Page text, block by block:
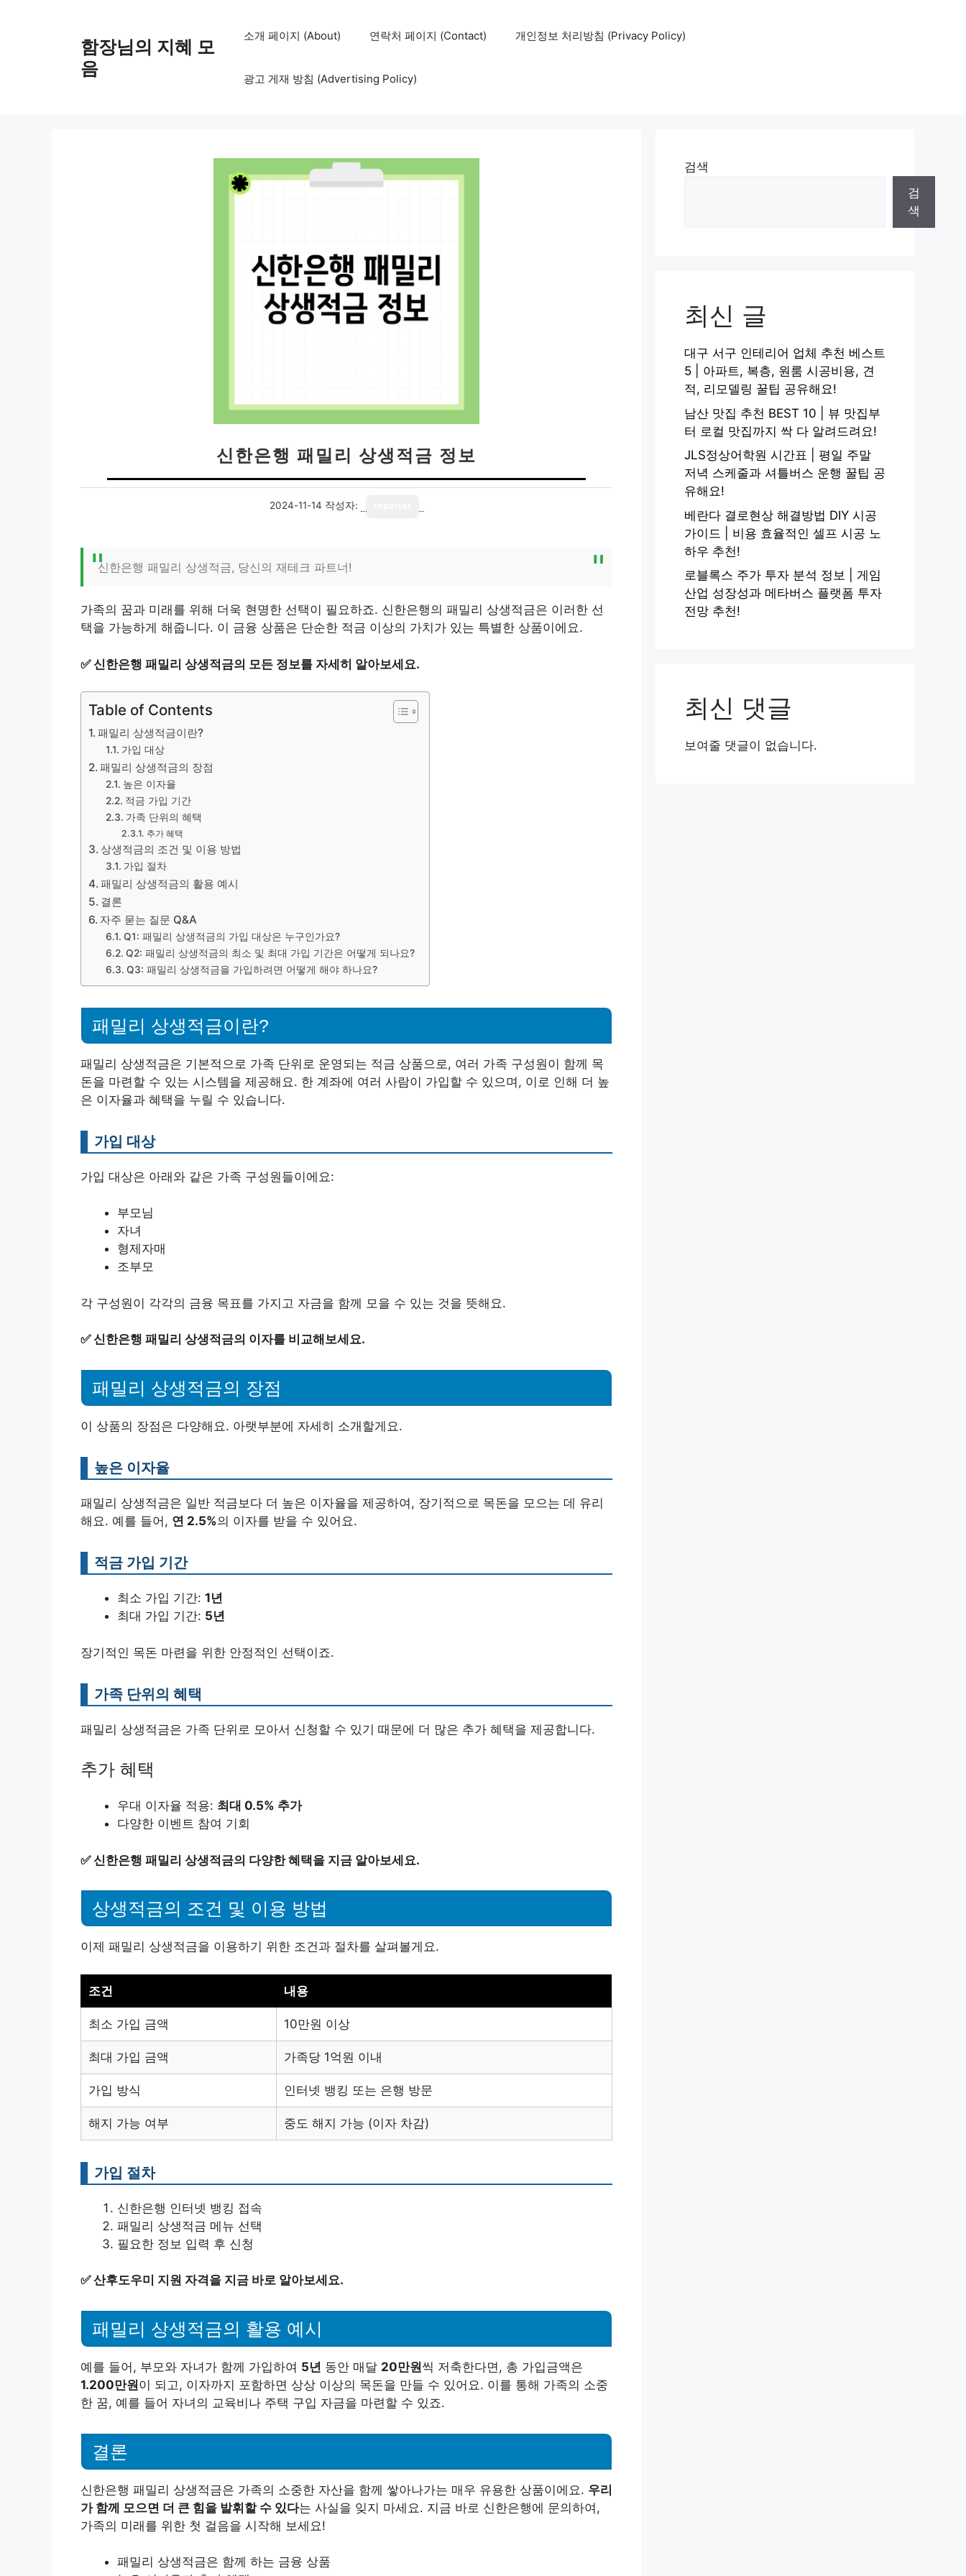
함장님의 지혜 모
음
소개 페이지 (About) 연락처 페이지 (Contact) 개인정보 처리방침 (Privacy Policy)
광고 게재 방침 (Advertising Policy)
신한은행 패밀리 상생적금 정보
2024-11-14 작성자:
신한은행 패밀리 상생적금, 당신의 재테크 파트너!
가족의 꿈과 미래를 위해 더욱 현명한 선택이 필요하죠. 신한은행의 패밀리 상생적금은 이러한 선
택을 가능하게 해줍니다. 이 금융 상품은 단순한 적금 이상의 가치가 있는 특별한 상품이에요.
✅신한은행 패밀리 상생적금의 모든 정보를 자세히 알아보세요.
Table of Contents
패밀리 상생적금이란?
가입 대상
패밀리 상생적금의 장점
높은 이자율
적금 가입 기간
가족 단위의 혜택
추가 혜택
상생적금의 조건 및 이용 방법
가입 절차
패밀리 상생적금의 활용 예시
결론
자주 묻는 질문 Q&A
Q1: 패밀리 상생적금의 가입 대상은 누구인가요?
Q2: 패밀리 상생적금의 최소 및 최대 가입 기간은 어떻게 되나요?
Q3: 패밀리 상생적금을 가입하려면 어떻게 해야 하나요?
패밀리 상생적금이란?
패밀리 상생적금은 기본적으로 가족 단위로 운영되는 적금 상품으로, 여러 가족 구성원이 함께 목
돈을 마련할 수 있는 시스템을 제공해요. 한 계좌에 여러 사람이 가입할 수 있으며, 이로 인해 더 높
은 이자율과 혜택을 누릴 수 있습니다.
가입 대상
가입 대상은 아래와 같은 가족 구성원들이에요:
부모님
자녀
형제자매
조부모
각 구성원이 각각의 금융 목표를 가지고 자금을 함께 모을 수 있는 것을 뜻해요.
✅신한은행 패밀리 상생적금의 이자를 비교해보세요.
패밀리 상생적금의 장점
이 상품의 장점은 다양해요. 아랫부분에 자세히 소개할게요.
높은 이자율
패밀리 상생적금은 일반 적금보다 더 높은 이자율을 제공하여, 장기적으로 목돈을 모으는 데 유리
해요. 예를 들어, 연 2.5%의 이자를 받을 수 있어요.
적금 가입 기간
최소 가입 기간: 1년
최대 가입 기간: 5년
장기적인 목돈 마련을 위한 안정적인 선택이죠.
가족 단위의 혜택
패밀리 상생적금은 가족 단위로 모아서 신청할 수 있기 때문에 더 많은 추가 혜택을 제공합니다.
추가 혜택
우대 이자율 적용: 최대 0.5% 추가
다양한 이벤트 참여 기회
✅신한은행 패밀리 상생적금의 다양한 혜택을 지금 알아보세요.
상생적금의 조건 및 이용 방법
이제 패밀리 상생적금을 이용하기 위한 조건과 절차를 살펴볼게요.
조건 내용
최소 가입 금액 10만원 이상
최대 가입 금액 가족당 1억원 이내
가입 방식 인터넷 뱅킹 또는 은행 방문
해지 가능 여부 중도 해지 가능 (이자 차감)
가입 절차
신한은행 인터넷 뱅킹 접속
패밀리 상생적금 메뉴 선택
필요한 정보 입력 후 신청
✅산후도우미 지원 자격을 지금 바로 알아보세요.
패밀리 상생적금의 활용 예시
예를 들어, 부모와 자녀가 함께 가입하여 5년 동안 매달 20만원씩 저축한다면, 총 가입금액은
1.200만원이 되고, 이자까지 포함하면 상상 이상의 목돈을 만들 수 있어요. 이를 통해 가족의 소중
한 꿈, 예를 들어 자녀의 교육비나 주택 구입 자금을 마련할 수 있죠.
결론
신한은행 패밀리 상생적금은 가족의 소중한 자산을 함께 쌓아나가는 매우 유용한 상품이에요. 우리
가 함께 모으면 더 큰 힘을 발휘할 수 있다는 사실을 잊지 마세요. 지금 바로 신한은행에 문의하여,
가족의 미래를 위한 첫 걸음을 시작해 보세요!
패밀리 상생적금은 함께 하는 금융 상품
검색
검
색
최신 글
대구 서구 인테리어 업체 추천 베스트
5 | 아파트, 복층, 원룸 시공비용, 견
적, 리모델링 꿀팁 공유해요!
남산 맛집 추천 BEST 10 | 뷰 맛집부
터 로컬 맛집까지 싹 다 알려드려요!
JLS정상어학원 시간표 | 평일 주말
저녁 스케줄과 셔틀버스 운행 꿀팁 공
유해요!
베란다 결로현상 해결방법 DIY 시공
가이드 | 비용 효율적인 셀프 시공 노
하우 추천!
로블록스 주가 투자 분석 정보 | 게임
산업 성장성과 메타버스 플랫폼 투자
전망 추천!
최신 댓글
보여줄 댓글이 없습니다.